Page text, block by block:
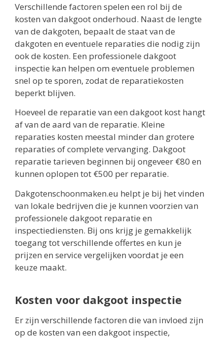
Verschillende factoren spelen een rol bij de
kosten van dakgoot onderhoud. Naast de lengte
van de dakgoten, bepaalt de staat van de
dakgoten en eventuele reparaties die nodig zijn
ook de kosten. Een professionele dakgoot
inspectie kan helpen om eventuele problemen
snel op te sporen, zodat de reparatiekosten
beperkt blijven.
Hoeveel de reparatie van een dakgoot kost hangt
af van de aard van de reparatie. Kleine
reparaties kosten meestal minder dan grotere
reparaties of complete vervanging. Dakgoot
reparatie tarieven beginnen bij ongeveer €80 en
kunnen oplopen tot €500 per reparatie.
Dakgotenschoonmaken.eu helpt je bij het vinden
van lokale bedrijven die je kunnen voorzien van
professionele dakgoot reparatie en
inspectiediensten. Bij ons krijg je gemakkelijk
toegang tot verschillende offertes en kun je
prijzen en service vergelijken voordat je een
keuze maakt.
Kosten voor dakgoot inspectie
Er zijn verschillende factoren die van invloed zijn
op de kosten van een dakgoot inspectie,